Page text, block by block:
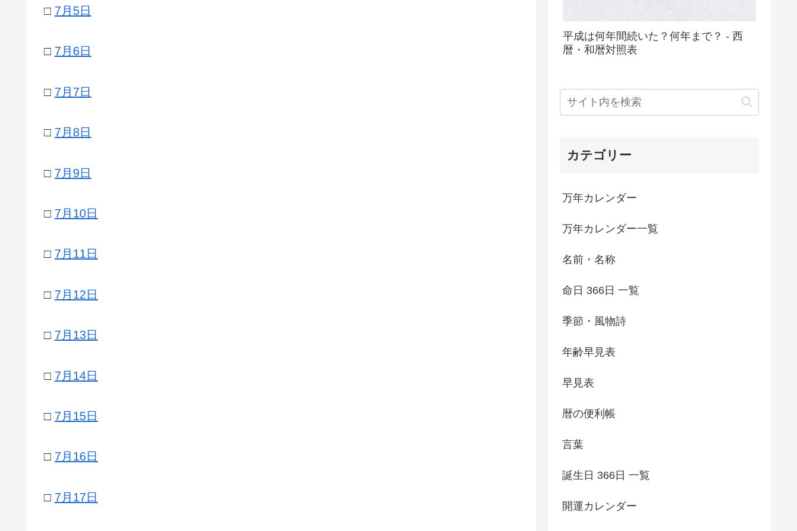
□ 7月5日
□ 7月6日
□ 7月7日
□ 7月8日
□ 7月9日
□ 7月10日
□ 7月11日
□ 7月12日
□ 7月13日
□ 7月14日
□ 7月15日
□ 7月16日
□ 7月17日
平成は何年間続いた？何年まで？ - 西
暦・和暦対照表
カテゴリー
万年カレンダー
万年カレンダー一覧
名前・名称
命日 366日 一覧
季節・風物詩
年齢早見表
早見表
暦の便利帳
言葉
誕生日 366日 一覧
開運カレンダー